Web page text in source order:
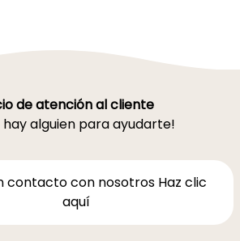
de atención al cliente
hay alguien para ayudarte!
contacto con nosotros Haz clic
aquí